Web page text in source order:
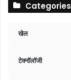
Categories
खेल
टेक्नॉलॉजी